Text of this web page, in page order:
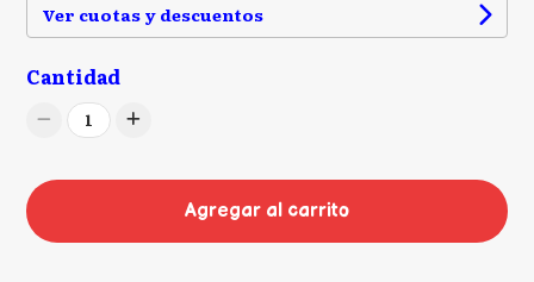
Ver cuotas y descuentos
Cantidad
1
Agregar al carrito